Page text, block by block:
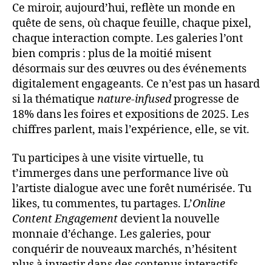
Ce miroir, aujourd’hui, reflète un monde en
quête de sens, où chaque feuille, chaque pixel,
chaque interaction compte. Les galeries l’ont
bien compris : plus de la moitié misent
désormais sur des œuvres ou des événements
digitalement engageants. Ce n’est pas un hasard
si la thématique nature-infusedprogresse de
18% dans les foires et expositions de 2025. Les
chiffres parlent, mais l’expérience, elle, se vit.
Tu participes à une visite virtuelle, tu
t’immerges dans une performance live où
l’artiste dialogue avec une forêt numérisée. Tu
likes, tu commentes, tu partages. L’Online
Content Engagement devient la nouvelle
monnaie d’échange. Les galeries, pour
conquérir de nouveaux marchés, n’hésitent